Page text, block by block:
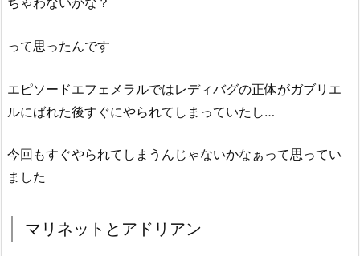
って思ったんです
エピソードエフェメラルではレディバグの正体がガブリエ
ルにばれた後すぐにやられてしまっていたし…
今回もすぐやられてしまうんじゃないかなぁって思ってい
ました
マリネットとアドリアン